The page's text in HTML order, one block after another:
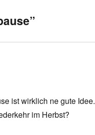
ist wirklich ne gute Idee.
im Herbst?